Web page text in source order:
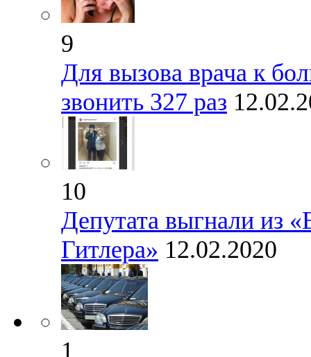
9
Для вызова врача к
звонить 327 раз
10
Депутата выгнали из
Гитлера» 12.02.2020
1